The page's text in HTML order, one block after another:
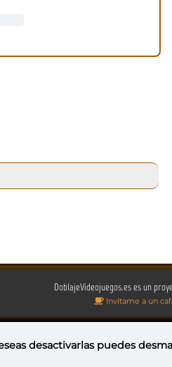
DoblajeVideojuegos.es es un
Invítame a un
desactivarlas puedes